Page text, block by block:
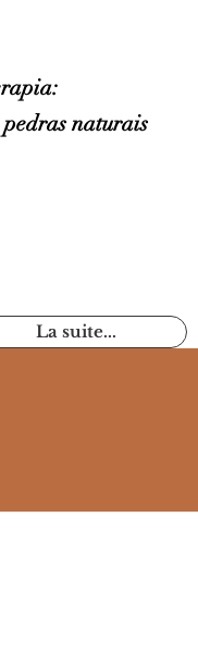
pedras naturais
La suite...